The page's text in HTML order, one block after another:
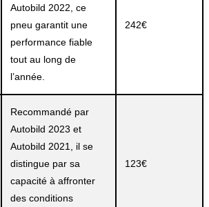
Autobild 2022, ce
pneu garantit une
performance fiable
tout au long de
l’année.
242€
Recommandé par
Autobild 2023 et
Autobild 2021, il se
distingue par sa
capacité à affronter
des conditions
123€